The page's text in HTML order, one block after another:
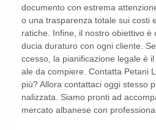
documento con estrema
o una trasparenza totale sui costi
ratiche. Infine, il nostro obiettivo
ducia duraturo con ogni cliente.
ccesso, la pianificazione legale è
ale da compiere. Contatta Petani
più? Allora contattaci oggi stesso
nalizzata. Siamo pronti ad
mercato albanese con